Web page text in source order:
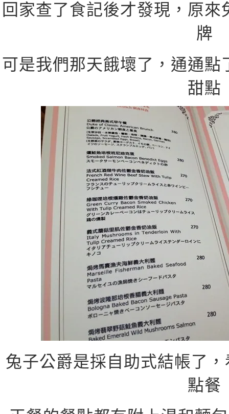
回家查了食記後才發現，原
牌
可是我們那天餓壞了，通通
甜點
兔子公爵是採自助式結帳了
點餐